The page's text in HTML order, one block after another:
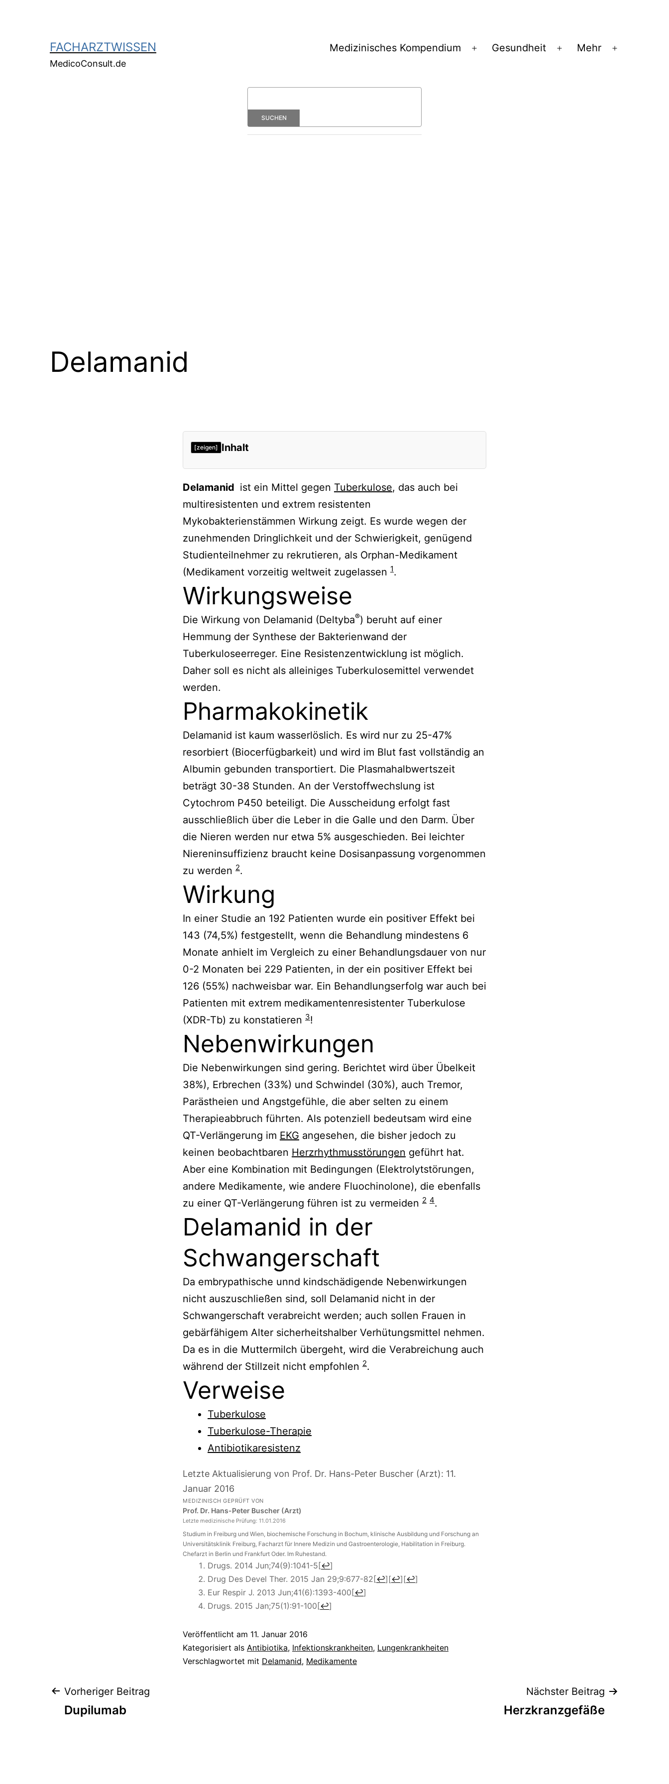
FACHARZTWISSEN
MedicoConsult.de
Medizinisches Kompendium
Menü
Gesundheit
Menü
Mehr
Delamanid
[zeigen] Inhalt
Delamanid ist ein Mittel gegen Tuberkulose, das auch bei
multiresistenten und extrem resistenten
Mykobakterienstämmen Wirkung zeigt. Es wurde wegen der
zunehmenden Dringlichkeit und der Schwierigkeit, genügend
Studienteilnehmer zu rekrutieren, als Orphan-Medikament
(Medikament vorzeitig weltweit zugelassen 1.
Wirkungsweise
Die Wirkung von Delamanid (Deltyba®) beruht auf einer
Hemmung der Synthese der Bakterienwand der
Tuberkuloseerreger. Eine Resistenzentwicklung ist möglich.
Daher soll es nicht als alleiniges Tuberkulosemittel verwendet
werden.
Pharmakokinetik
Delamanid ist kaum wasserlöslich. Es wird nur zu 25-47%
resorbiert (Biocerfügbarkeit) und wird im Blut fast vollständig an
Albumin gebunden transportiert. Die Plasmahalbwertszeit
beträgt 30-38 Stunden. An der Verstoffwechslung ist
Cytochrom P450 beteiligt. Die Ausscheidung erfolgt fast
ausschließlich über die Leber in die Galle und den Darm. Über
die Nieren werden nur etwa 5% ausgeschieden. Bei leichter
Niereninsuffizienz braucht keine Dosisanpassung vorgenommen
zu werden 2.
Wirkung
In einer Studie an 192 Patienten wurde ein positiver Effekt bei
143 (74,5%) festgestellt, wenn die Behandlung mindestens 6
Monate anhielt im Vergleich zu einer Behandlungsdauer von nur
0-2 Monaten bei 229 Patienten, in der ein positiver Effekt bei
126 (55%) nachweisbar war. Ein Behandlungserfolg war auch bei
Patienten mit extrem medikamentenresistenter Tuberkulose
(XDR-Tb) zu konstatieren 3!
Nebenwirkungen
Die Nebenwirkungen sind gering. Berichtet wird über Übelkeit
38%), Erbrechen (33%) und Schwindel (30%), auch Tremor,
Parästheien und Angstgefühle, die aber selten zu einem
Therapieabbruch führten. Als potenziell bedeutsam wird eine
QT-Verlängerung im EKG angesehen, die bisher jedoch zu
keinen beobachtbaren Herzrhythmusstörungen geführt hat.
Aber eine Kombination mit Bedingungen (Elektrolytstörungen,
andere Medikamente, wie andere Fluochinolone), die ebenfalls
zu einer QT-Verlängerung führen ist zu vermeiden 2 4.
Delamanid in der
Schwangerschaft
Da embrypathische unnd kindschädigende Nebenwirkungen
nicht auszuschließen sind, soll Delamanid nicht in der
Schwangerschaft verabreicht werden; auch sollen Frauen in
gebärfähigem Alter sicherheitshalber Verhütungsmittel nehmen.
Da es in die Muttermilch übergeht, wird die Verabreichung auch
während der Stillzeit nicht empfohlen 2.
Verweise
Tuberkulose
Tuberkulose-Therapie
Antibiotikaresistenz
Letzte Aktualisierung von Prof. Dr. Hans-Peter Buscher (Arzt): 11.
Januar 2016
MEDIZINISCH GEPRÜFT VON
Prof. Dr. Hans-Peter Buscher (Arzt)
Letzte medizinische Prüfung: 11.01.2016
Studium in Freiburg und Wien, biochemische Forschung in Bochum, klinische Ausbildung und Forschung an
Universitätsklinik Freiburg, Facharzt für Innere Medizin und Gastroenterologie, Habilitation in Freiburg.
Chefarzt in Berlin und Frankfurt Oder. Im Ruhestand.
Drugs. 2014 Jun;74(9):1041-5[↩]
Drug Des Devel Ther. 2015 Jan 29;9:677-82[↩] [↩] [↩]
Eur Respir J. 2013 Jun;41(6):1393-400[↩]
Drugs. 2015 Jan;75(1):91-100[↩]
Veröffentlicht am 11. Januar 2016
Kategorisiert als Antibiotika, Infektionskrankheiten, Lungenkrankheiten
Verschlagwortet mit Delamanid, Medikamente
Beitragsnavigation
Vorheriger Beitrag
Dupilumab
Nächster Beitrag
Herzkranzgefäße